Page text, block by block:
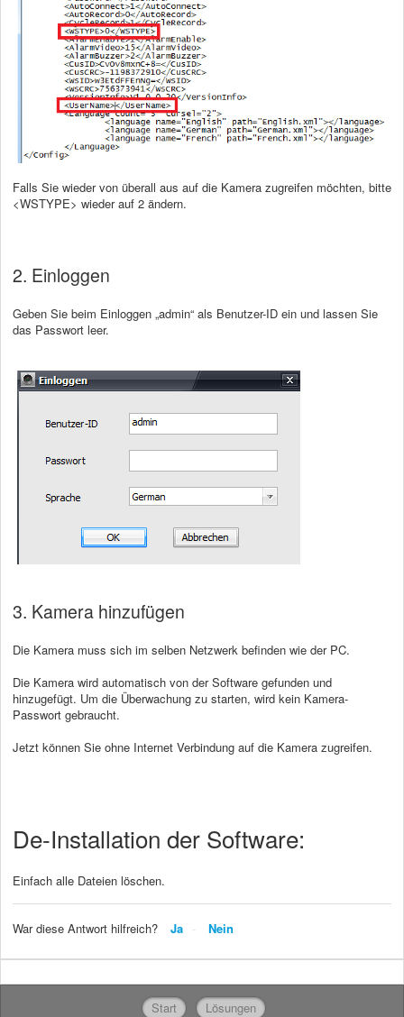
Falls Sie wieder von überall aus auf die Kamera zugreifen möchten, bitte
<WSTYPE> wieder auf 2 ändern.
2. Einloggen
Geben Sie beim Einloggen „admin“ als Benutzer-ID ein und lassen Sie
das Passwort leer.
3. Kamera hinzufügen
Die Kamera muss sich im selben Netzwerk befinden wie der PC.
Die Kamera wird automatisch von der Software gefunden und
hinzugefügt. Um die Überwachung zu starten, wird kein Kamera-
Passwort gebraucht.
Jetzt können Sie ohne Internet Verbindung auf die Kamera zugreifen.
De-Installation der Software:
Einfach alle Dateien löschen.
War diese Antwort hilfreich? Ja Nein
Start Lösungen